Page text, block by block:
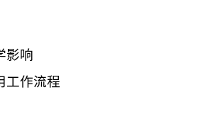
影响
工作流程